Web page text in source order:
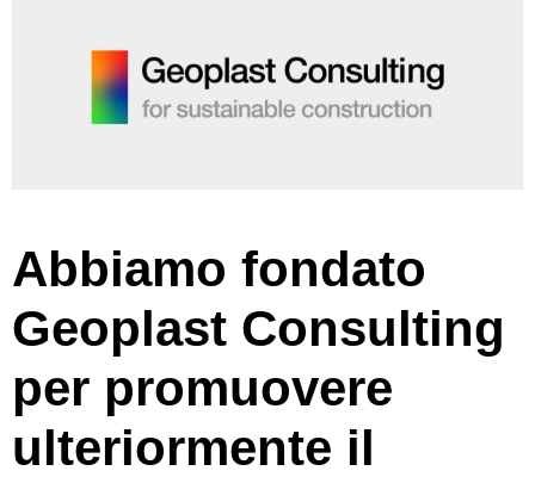
Abbiamo fondato
Geoplast Consulting
per promuovere
ulteriormente il